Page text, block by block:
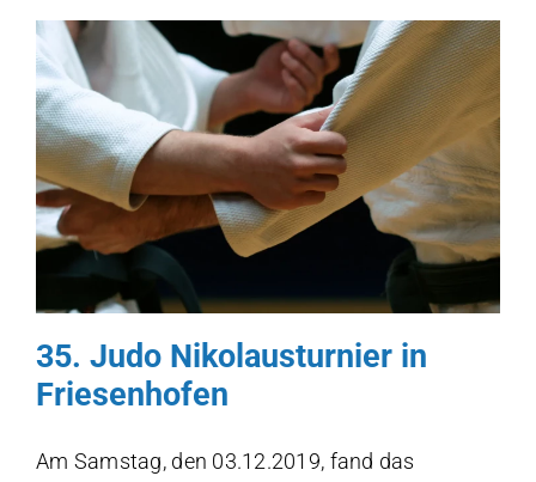
35. Judo Nikolausturnier in
Friesenhofen
Am Samstag, den 03.12.2019, fand das